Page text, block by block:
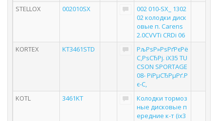
STELLOX
002010SX
002 010-SX_ 1302
02 колодки диск
овые п. Carens
2.0CVVTi CRDi 06
KORTEX
KT3461STD
РљРѕР»РѕРґРєРё
С‚РѕСЂРј. iX35 TU
CSON SPORTAGE
08- РїРµСЂРµРґ.Р
є-С‚
KOTL
3461KT
Колодки тормоз
ные дисковые п
ередние к-т (ix3